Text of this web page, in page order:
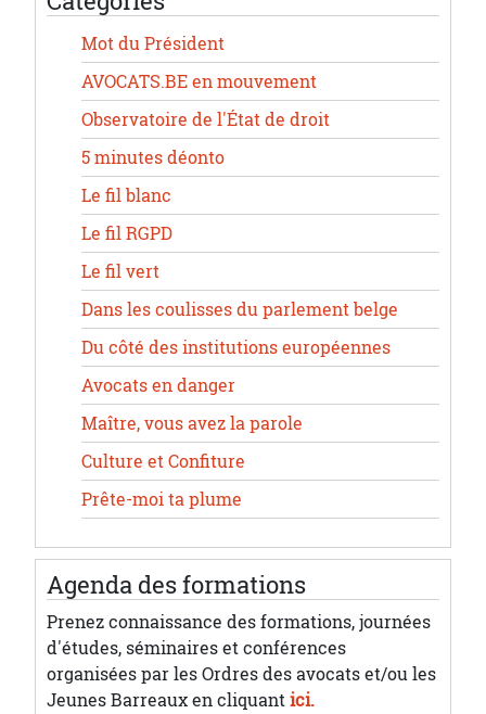
Mot du Président
AVOCATS.BE en mouvement
Observatoire de l'État de droit
5 minutes déonto
Le fil blanc
Le fil RGPD
Le fil vert
Dans les coulisses du parlement belge
Du côté des institutions européennes
Avocats en danger
Maître, vous avez la parole
Culture et Confiture
Prête-moi ta plume
Agenda des formations
Prenez connaissance des formations, journées
d'études, séminaires et conférences
organisées par les Ordres des avocats et/ou les
Jeunes Barreaux en cliquantici.